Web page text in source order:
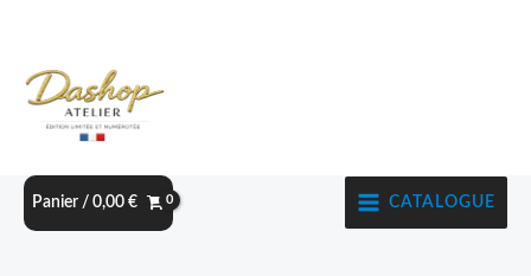
contenu
Panier /0,00€ CATALOGUE